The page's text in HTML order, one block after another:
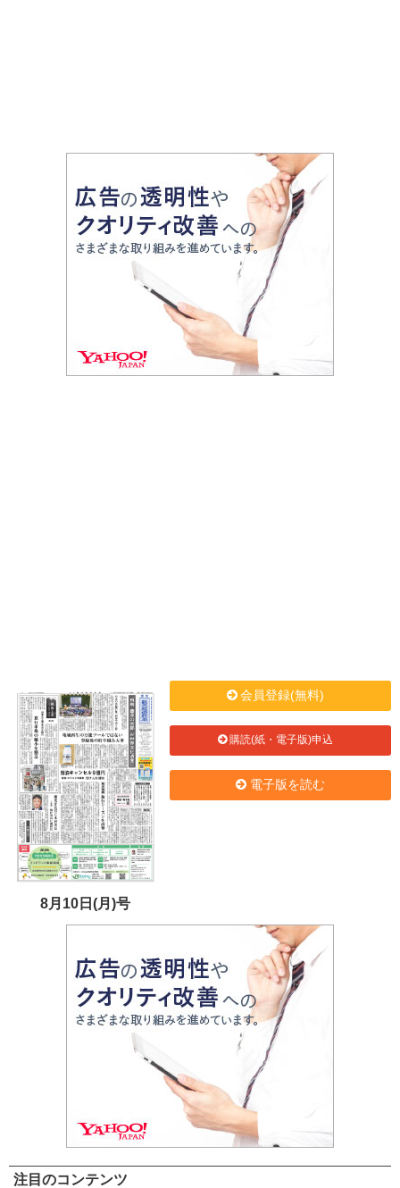
8月10日(月)号
会員登録(無料)
購読(紙・電子版)申込
電子版を読む
注目のコンテンツ